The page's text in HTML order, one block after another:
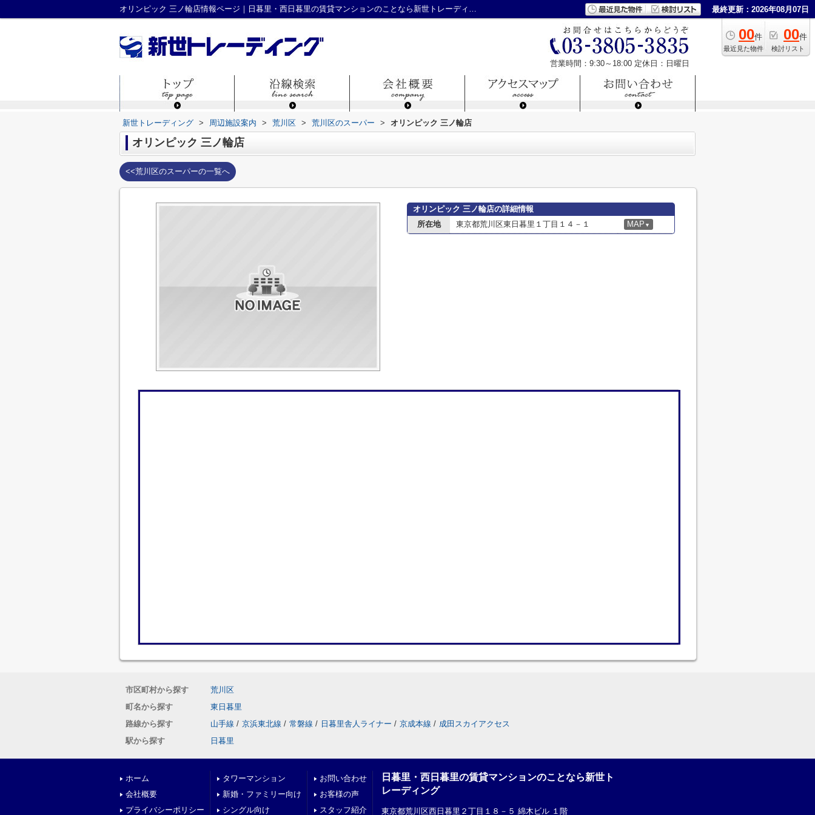
オリンピック 三ノ輪店情報ページ｜日暮里・西日暮里の賃貸マンションのことなら新世トレーディング 最終更新：2026年08月07日
00件
最近見た物件
00件
検討リスト
営業時間：9:30～18:00 定休日：日曜日
新世トレーディング > 周辺施設案内 > 荒川区 > 荒川区のスーパー > オリンピック 三ノ輪店
オリンピック 三ノ輪店
<<荒川区のスーパーの一覧へ
オリンピック 三ノ輪店の詳細情報
所在地
東京都荒川区東日暮里１丁目１４－１ MAP ▼
市区町村から探す
荒川区
町名から探す
東日暮里
路線から探す
山手線 / 京浜東北線 / 常磐線 / 日暮里舎人ライナー / 京成本線 / 成田スカイアクセス
駅から探す
日暮里
ホーム
会社概要
プライバシーポリシー
タワーマンション
新婚・ファミリー向け
シングル向け
お問い合わせ
お客様の声
スタッフ紹介
日暮里・西日暮里の賃貸マンションのことなら新世ト
レーディング
東京都荒川区西日暮里２丁目１８－５ 綿木ビル １階